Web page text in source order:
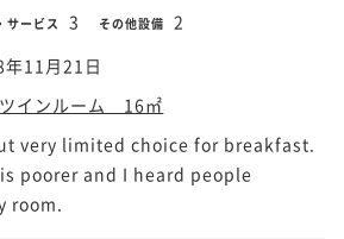
サービス 3 その他設備 2
11月21日
インルーム 16㎡
very limited choice for breakfast.
poorer and I heard people
room.